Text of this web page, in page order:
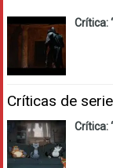
Crítica:
Críticas de
Crítica: